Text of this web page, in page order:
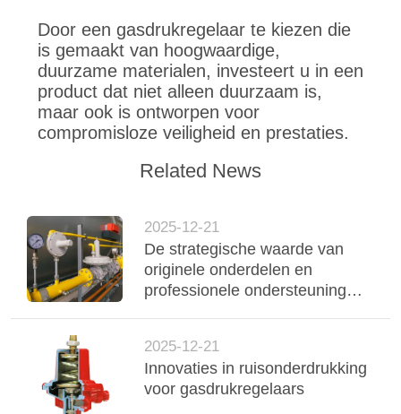
Door een gasdrukregelaar te kiezen die
is gemaakt van hoogwaardige,
duurzame materialen, investeert u in een
product dat niet alleen duurzaam is,
maar ook is ontworpen voor
compromisloze veiligheid en prestaties.
Related News
2025-12-21
De strategische waarde van
originele onderdelen en
professionele ondersteuning
2025-12-21
Innovaties in ruisonderdrukking
voor gasdrukregelaars